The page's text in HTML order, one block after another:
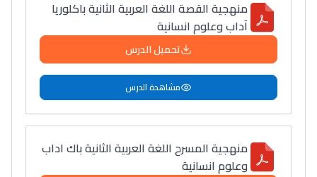
منهجية القصة اللغة العربية الثانية باكلوريا
آداب وعلوم انسانية
تحميل الدرس
مشاهدة الدرس
منهجية المسرح اللغة العربية الثانية باك اداب
وعلوم انسانية